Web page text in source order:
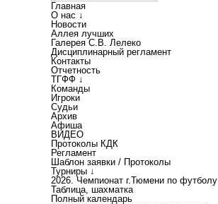
Главная
О нас ↓
Новости
Аллея лучших
Галерея С.В. Лелеко
Дисциплинарный регламент
Контакты
Отчетность
ТГФФ ↓
Команды
Игроки
Судьи
Архив
Афиша
ВИДЕО
Протоколы КДК
Регламент
Шаблон заявки / Протоколы
Турниры ↓
2026. Чемпионат г.Тюмени по футболу
Таблица, шахматка
Полный календарь